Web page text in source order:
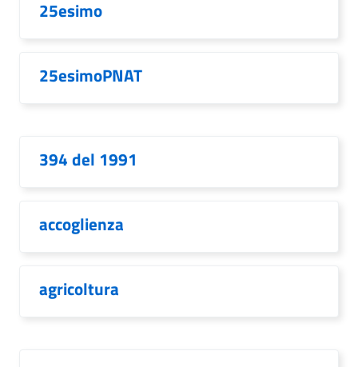
25esimo
25esimoPNAT
394 del 1991
accoglienza
agricoltura